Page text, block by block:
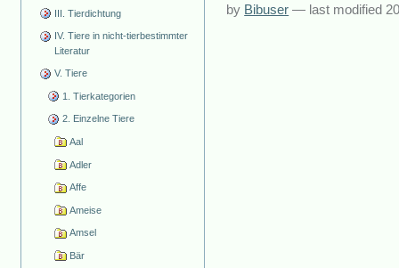
III. Tierdichtung
IV. Tiere in nicht-tierbestimmter
Literatur
V. Tiere
1. Tierkategorien
2. Einzelne Tiere
Aal
Adler
Affe
Ameise
Amsel
Bär
by Bibuser — last modified